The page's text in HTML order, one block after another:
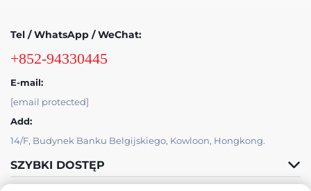
Tel / WhatsApp / WeChat:
+852-94330445
E-mail:
[email protected]
Add:
14/F, Budynek Banku Belgijskiego, Kowloon, Hongkong.
SZYBKI DOSTĘP